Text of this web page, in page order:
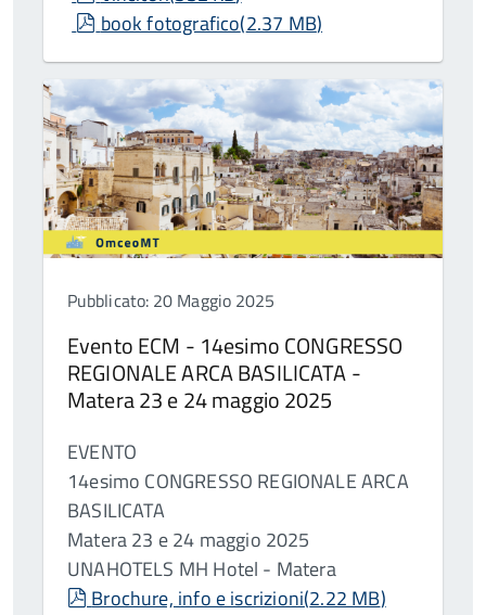
pdf
book fotografico(2.37 MB)
Pubblicato: 20 Maggio 2025
Evento ECM - 14esimo CONGRESSO
REGIONALE ARCA BASILICATA -
Matera 23 e 24 maggio 2025
EVENTO
14esimo CONGRESSO REGIONALE ARCA
BASILICATA
Matera 23 e 24 maggio 2025
UNAHOTELS MH Hotel - Matera
pdf
Brochure, info e iscrizioni(2.22 MB)